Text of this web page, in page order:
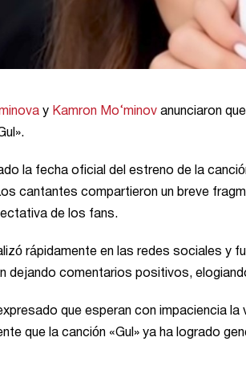
y Kamron Mo‘minov anunciaron
la fecha oficial del estreno de la
cantantes compartieron un breve
de los fans.
rápidamente en las redes sociales y
dejando comentarios positivos,
que esperan con impaciencia
que la canción «Gul» ya ha logrado